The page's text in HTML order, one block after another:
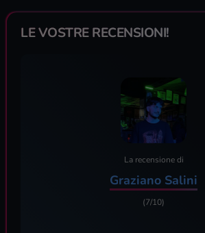
LE VOSTRE RECENSIONI!
La recensione di
Graziano Salini
(7/10)